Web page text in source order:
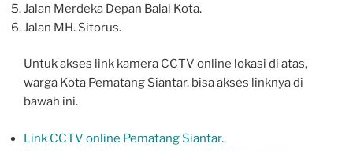
Jalan Merdeka Depan Balai Kota.
Jalan MH. Sitorus.
Untuk akses link kamera CCTV online lokasi di atas,
warga Kota Pematang Siantar. bisa akses linknya di
bawah ini.
Link CCTV online Pematang Siantar..